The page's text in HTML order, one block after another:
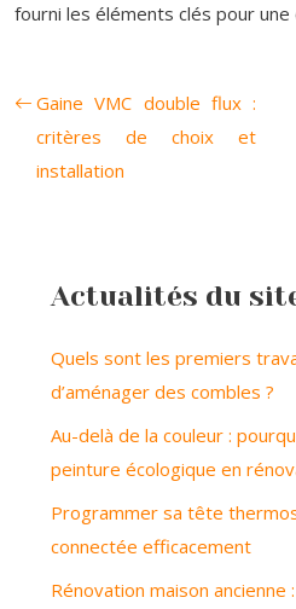
fourni les éléments clés pour une
Gaine VMC double flux :
critères de choix et
installation
Actualités du
Quels sont les premiers
d’aménager des combles ?
Au-delà de la couleur :
peinture écologique en
Programmer sa tête
connectée efficacement
Rénovation maison